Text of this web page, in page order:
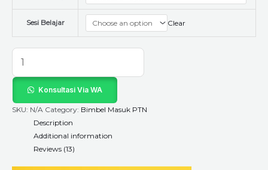
Sesi Belajar Clear
Konsultasi Via WA
SKU: N/A Category: Bimbel Masuk PTN
Description
Additional information
Reviews (13)